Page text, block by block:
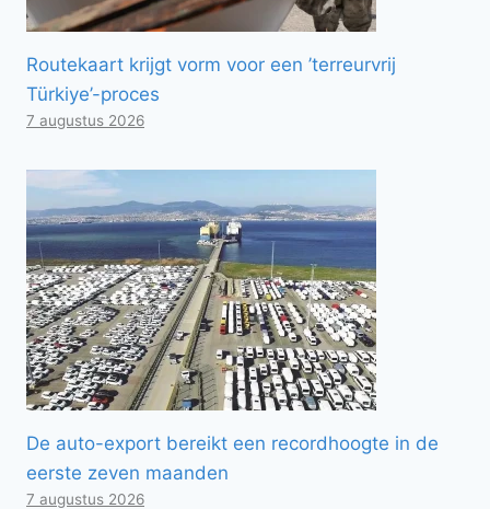
Routekaart krijgt vorm voor een ’terreurvrij
Türkiye’-proces
7 augustus 2026
De auto-export bereikt een recordhoogte in de
eerste zeven maanden
7 augustus 2026